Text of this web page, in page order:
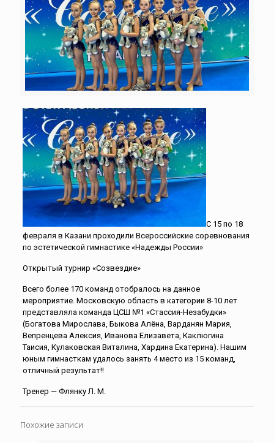
С 15 по 18
февраля в Казани проходили Всероссийские соревнования
по эстетической гимнастике «Надежды России»
Открытый турнир «Созвездие»
Всего более 170 команд отобралось на данное
мероприятие. Московскую область в категории 8-10 лет
представляла команда ЦСШ №1 «Стассия-Незабудки»
(Богатова Мирослава, Быкова Алёна, Варданян Мария,
Вепренцева Алексия, Иванова Елизавета, Каклюгина
Таисия, Кулаковская Виталина, Хардина Екатерина). Нашим
юным гимнасткам удалось занять 4 место из 15 команд,
отличный результат!!
Тренер — Флянку Л. М.
Похожие записи